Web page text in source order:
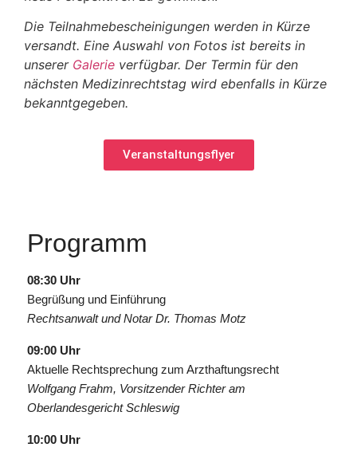
Die Teilnahmebescheinigungen werden in Kürze
versandt. Eine Auswahl von Fotos ist bereits in
unserer Galerie verfügbar. Der Termin für den
nächsten Medizinrechtstag wird ebenfalls in Kürze
bekanntgegeben.
Veranstaltungsflyer
Programm
08:30 Uhr
Begrüßung und Einführung
Rechtsanwalt und Notar Dr. Thomas Motz
09:00 Uhr
Aktuelle Rechtsprechung zum Arzthaftungsrecht
Wolfgang Frahm, Vorsitzender Richter am
Oberlandesgericht Schleswig
10:00 Uhr